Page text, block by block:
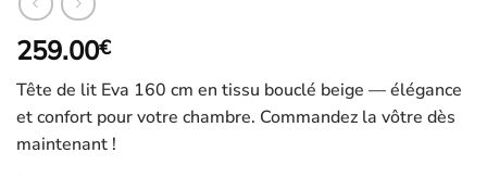
259.00€
Tête de lit Eva 160 cm en tissu bouclé beige — élégance
et confort pour votre chambre. Commandez la vôtre dès
maintenant !